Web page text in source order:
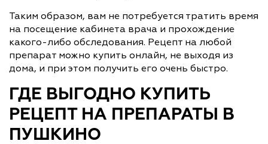
Таким образом, вам не потребуется тратить время
на посещение кабинета врача и прохождение
какого-либо обследования. Рецепт на любой
препарат можно купить онлайн, не выходя из
дома, и при этом получить его очень быстро.
ГДЕ ВЫГОДНО КУПИТЬ
РЕЦЕПТ НА ПРЕПАРАТЫ В
ПУШКИНО